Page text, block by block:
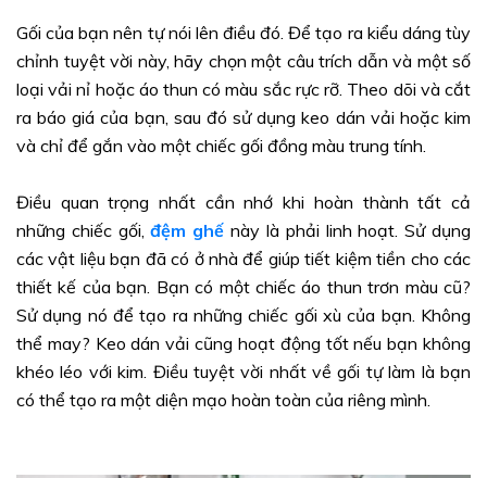
Gối của bạn nên tự nói lên điều đó. Để tạo ra kiểu dáng tùy
chỉnh tuyệt vời này, hãy chọn một câu trích dẫn và một số
loại vải nỉ hoặc áo thun có màu sắc rực rỡ. Theo dõi và cắt
ra báo giá của bạn, sau đó sử dụng keo dán vải hoặc kim
và chỉ để gắn vào một chiếc gối đồng màu trung tính.
Điều quan trọng nhất cần nhớ khi hoàn thành tất cả
những chiếc gối,đệm ghế này là phải linh hoạt. Sử dụng
các vật liệu bạn đã có ở nhà để giúp tiết kiệm tiền cho các
thiết kế của bạn. Bạn có một chiếc áo thun trơn màu cũ?
Sử dụng nó để tạo ra những chiếc gối xù của bạn. Không
thể may? Keo dán vải cũng hoạt động tốt nếu bạn không
khéo léo với kim. Điều tuyệt vời nhất về gối tự làm là bạn
có thể tạo ra một diện mạo hoàn toàn của riêng mình.